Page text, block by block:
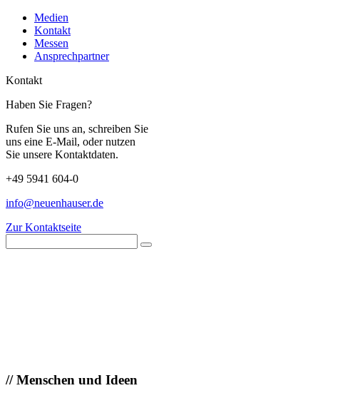
Medien
Kontakt
Messen
Ansprechpartner
Kontakt
Haben Sie Fragen?
Rufen Sie uns an, schreiben Sie
uns eine E-Mail, oder nutzen
Sie unsere Kontaktdaten.
+49 5941 604-0
info@neuenhauser.de
Zur Kontaktseite
//Menschen und Ideen